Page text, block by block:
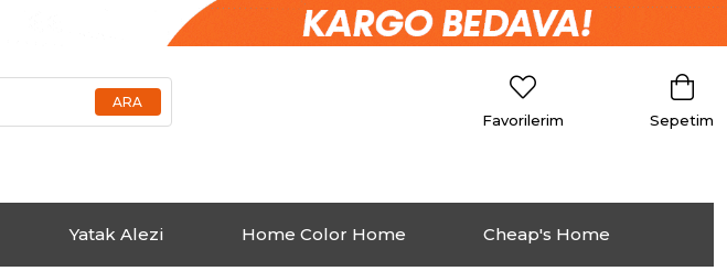
Sepetim
Favorilerim
Yatak Alezi Home Color Home Cheap's Home